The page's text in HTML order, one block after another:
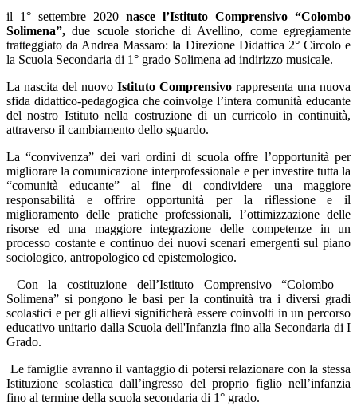
il 1° settembre 2020 nasce l’Istituto Comprensivo “Colombo
Solimena”, due scuole storiche di Avellino, come egregiamente
tratteggiato da Andrea Massaro: la Direzione Didattica 2° Circolo e
la Scuola Secondaria di 1° grado Solimena ad indirizzo musicale.
La nascita del nuovo Istituto Comprensivo rappresenta una nuova
sfida didattico-pedagogica che coinvolge l’intera comunità educante
del nostro Istituto nella costruzione di un curricolo in continuità,
attraverso il cambiamento dello sguardo.
La “convivenza” dei vari ordini di scuola offre l’opportunità per
migliorare la comunicazione interprofessionale e per investire tutta la
“comunità educante” al fine di condividere una maggiore
responsabilità e offrire opportunità per la riflessione e il
miglioramento delle pratiche professionali, l’ottimizzazione delle
risorse ed una maggiore integrazione delle competenze in un
processo costante e continuo dei nuovi scenari emergenti sul piano
sociologico, antropologico ed epistemologico.
Con la costituzione dell’Istituto Comprensivo “Colombo –
Solimena” si pongono le basi per la continuità tra i diversi gradi
scolastici e per gli allievi significherà essere coinvolti in un percorso
educativo unitario dalla Scuola dell'Infanzia fino alla Secondaria di I
Grado.
Le famiglie avranno il vantaggio di potersi relazionare con la stessa
Istituzione scolastica dall’ingresso del proprio figlio nell’infanzia
fino al termine della scuola secondaria di 1° grado.